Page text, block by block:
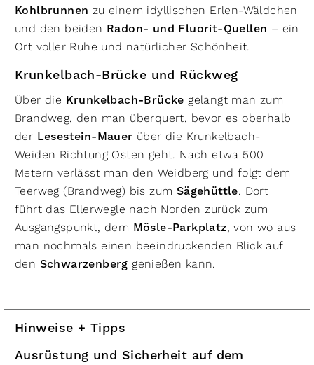
Kohlbrunnen zu einem idyllischen Erlen-Wäldchen
und den beiden Radon- und Fluorit-Quellen – ein
Ort voller Ruhe und natürlicher Schönheit.
Krunkelbach-Brücke und Rückweg
Über die Krunkelbach-Brücke gelangt man zum
Brandweg, den man überquert, bevor es oberhalb
der Lesestein-Mauer über die Krunkelbach-
Weiden Richtung Osten geht. Nach etwa 500
Metern verlässt man den Weidberg und folgt dem
Teerweg (Brandweg) bis zum Sägehüttle. Dort
führt das Ellerwegle nach Norden zurück zum
Ausgangspunkt, dem Mösle-Parkplatz, von wo aus
man nochmals einen beeindruckenden Blick auf
den Schwarzenberg genießen kann.
Hinweise + Tipps
Ausrüstung und Sicherheit auf dem